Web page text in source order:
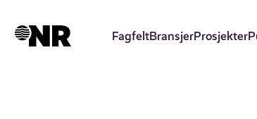
hovedinnhold
FagfeltBransjerProsjekter